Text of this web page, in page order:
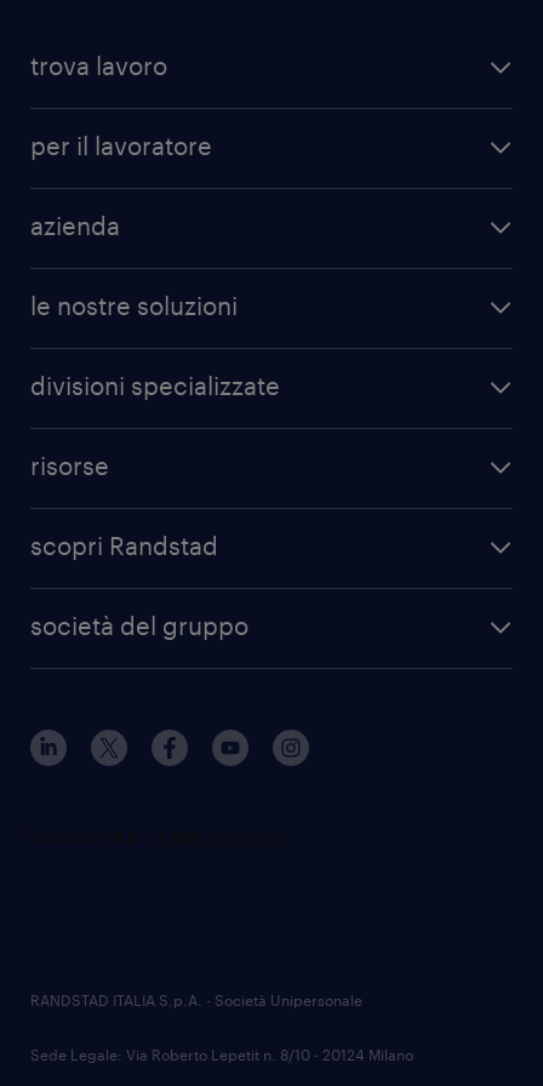
trova lavoro
per il lavoratore
azienda
le nostre soluzioni
divisioni specializzate
risorse
scopri Randstad
società del gruppo
RANDSTAD ITALIA S.p.A. - Società Unipersonale
Sede Legale: Via Roberto Lepetit n. 8/10 - 20124 Milano